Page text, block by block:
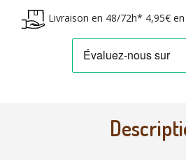
Livraison en 48/72h* 4,95€